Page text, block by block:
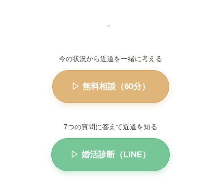
＊
今の状況から近道を一緒に考える
▷ 無料相談（60分）
7つの質問に答えて近道を知る
▷ 婚活診断（LINE）